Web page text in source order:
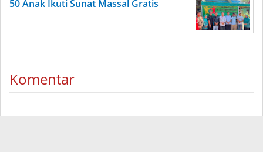
50 Anak Ikuti Sunat Massal Gratis
Komentar